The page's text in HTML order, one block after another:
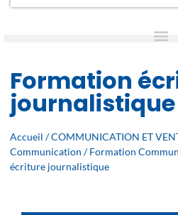
Formation
journalistique
Accueil /COMMUNICATION ET
Communication /Formation
écriture journalistique